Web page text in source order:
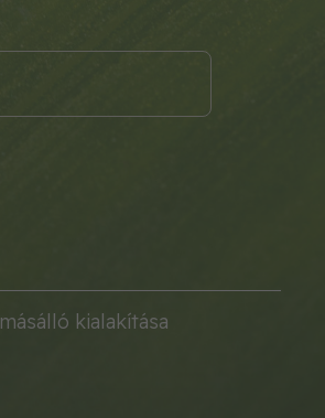
kialakítása